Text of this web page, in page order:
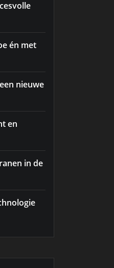
én met
nieuwe
en
in de